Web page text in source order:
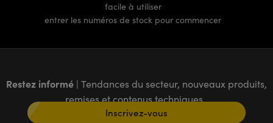
facile à utiliser
entrer les numéros de stock pour commencer
Restez informé | Tendances du secteur, nouveaux produits,
remises et contenus techniques
Inscrivez-vous